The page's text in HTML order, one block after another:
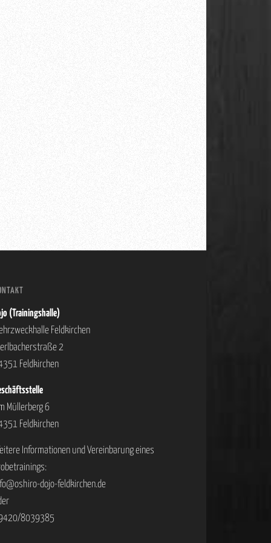
(Trainingshalle)
Feldkirchen
2
Feldkirchen
Müllerberg 6
Feldkirchen
Informationen und Vereinbarung eines
dojo-feldkirchen.de
8039385